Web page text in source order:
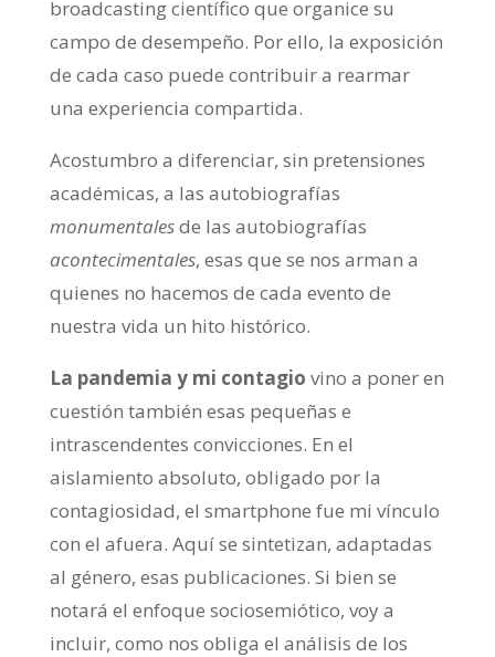
broadcasting científico que organice su
campo de desempeño. Por ello, la exposición
de cada caso puede contribuir a rearmar
una experiencia compartida.
Acostumbro a diferenciar, sin pretensiones
académicas, a las autobiografías
monumentalesde las autobiografías
acontecimentales, esas que se nos arman a
quienes no hacemos de cada evento de
nuestra vida un hito histórico.
La pandemia y mi contagio vino a poner en
cuestión también esas pequeñas e
intrascendentes convicciones. En el
aislamiento absoluto, obligado por la
contagiosidad, el smartphone fue mi vínculo
con el afuera. Aquí se sintetizan, adaptadas
al género, esas publicaciones. Si bien se
notará el enfoque sociosemiótico, voy a
incluir, como nos obliga el análisis de los